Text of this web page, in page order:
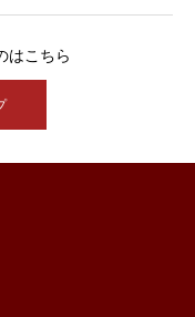
はこちら